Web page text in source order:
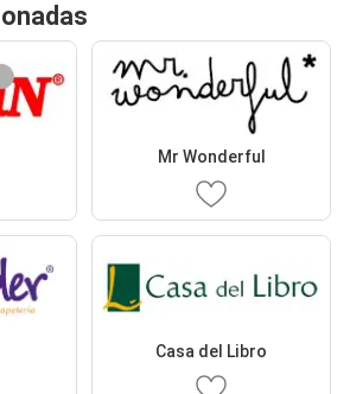
Mr Wonderful
Casa del Libro